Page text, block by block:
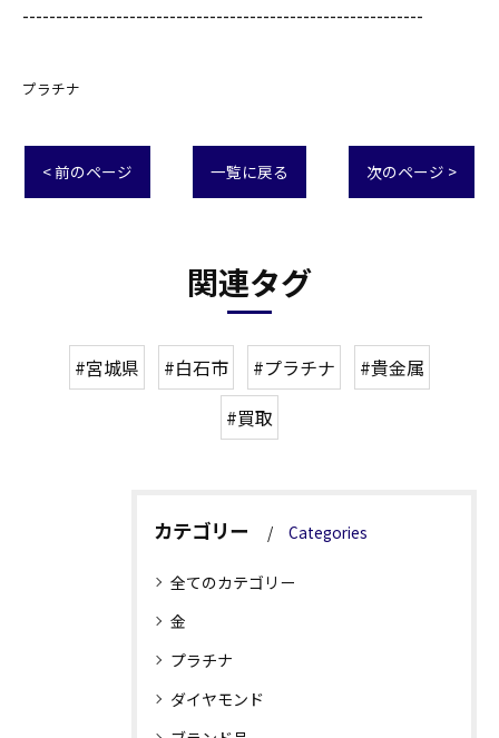
------------------------------------------------------------
プラチナ
< 前のページ 一覧に戻る 次のページ >
関連タグ
#宮城県 #白石市 #プラチナ
#貴金属
#買取
カテゴリー Categories
全てのカテゴリー
金
プラチナ
ダイヤモンド